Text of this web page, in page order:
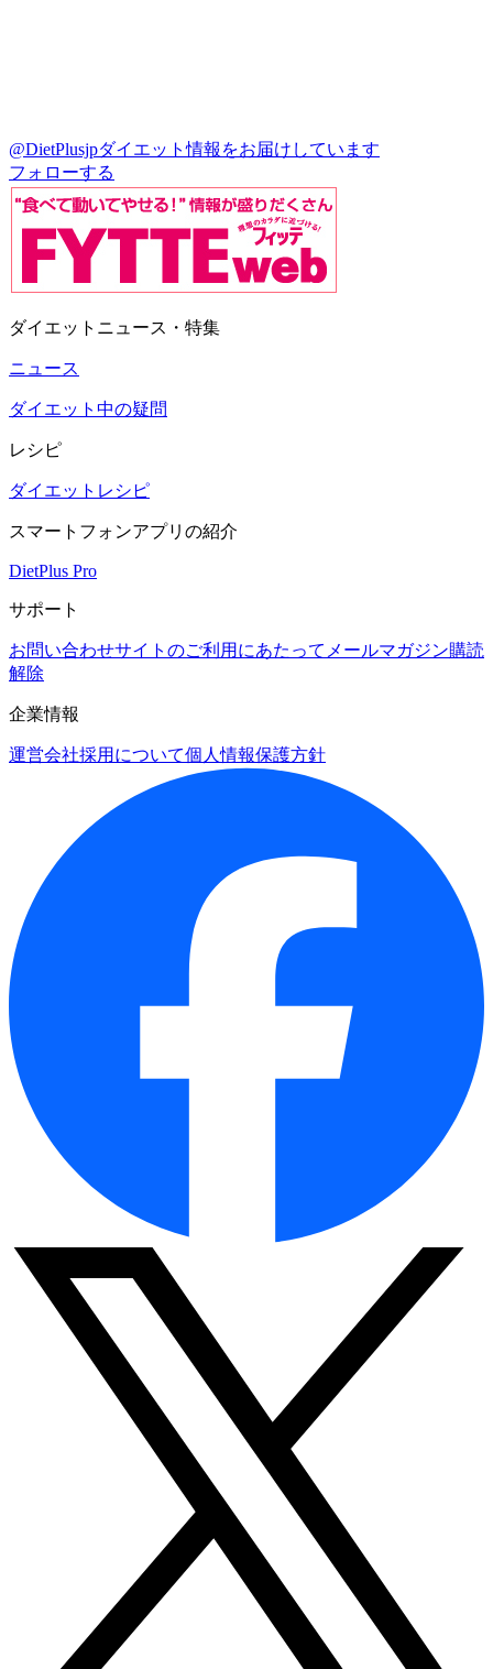
@DietPlusjpダイエット情報をお届けしています
フォローする
ダイエットニュース・特集
ニュース
ダイエット中の疑問
レシピ
ダイエットレシピ
スマートフォンアプリの紹介
DietPlus Pro
サポート
お問い合わせサイトのご利用にあたって メールマガジン購読
解除
企業情報
運営会社採用について個人情報保護方針